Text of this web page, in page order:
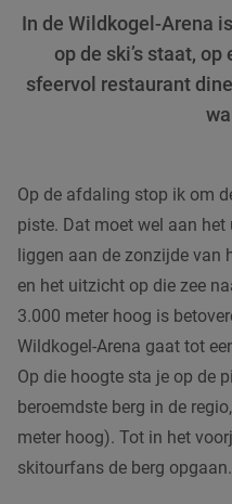
In de Wildkogel-Arena
op de ski’s staat,
sfeervol restaurant
Op de afdaling stop ik om
piste. Dat moet wel aan
liggen aan de zonzijde van
en het uitzicht op die zee
3.000 meter hoog is
Wildkogel-Arena gaat tot
Op die hoogte sta je op de
beroemdste berg in de
meter hoog). Tot in het
skitourfans de berg opgaan.